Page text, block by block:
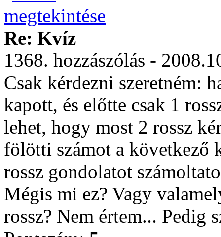
Re: Kvíz
1368. hozzászólás -
Csak kérdezni szeretném:
kapott, és előtte csak 1
lehet, hogy most 2 rossz
fölötti számot a következő
rossz gondolatot
Mégis mi ez? Vagy
rossz? Nem értem... Pedig